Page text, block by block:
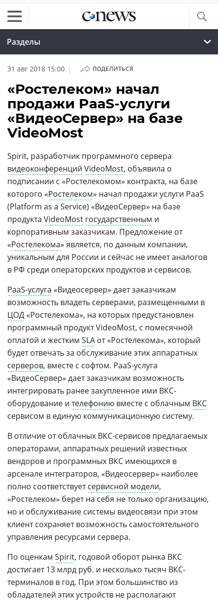
Разделы
31 авг 2018 15:00 | ПОДЕЛИТЬСЯ
«Ростелеком» начал
продажи PaaS-услуги
«ВидеоСервер» на базе
VideoMost
Spirit, разработчик программного сервера
видеоконференций VideoMost, объявила о
подписании с «Ростелекомом» контракта, на базе
которого «Ростелеком» начал продажи услуги PaaS
(Platform as a Service) «ВидеоСервер» на базе
продукта VideoMost государственным и
корпоративным заказчикам. Предложение от
«Ростелекома» является, по данным компании,
уникальным для России и сейчас не имеет аналогов
в РФ среди операторских продуктов и сервисов.
PaaS-услуга «Видеоcервер» дает заказчикам
возможность владеть серверами, размещенными в
ЦОД «Ростелекома», на которых предустановлен
программный продукт VideoMost, с помесячной
оплатой и жестким SLA от «Ростелекома», который
будет отвечать за обслуживание этих аппаратных
серверов, вместе с софтом. PaaS-услуга
«ВидеоСервер» дает заказчикам возможность
интегрировать ранее закупленное ими ВКС-
оборудование и телефонию вместе с облачным ВКС
сервисом в единую коммуникационную систему.
В отличие от облачных ВКС-сервисов предлагаемых
операторами, аппаратных решений известных
вендоров и программных ВКС имеющихся в
арсенале интеграторов, «Видеоcервер» наиболее
полно соответствуетсервисной модели,
«Ростелеком» берет на себя не только организацию,
но и обслуживание системы видеосвязи при этом
клиент сохраняет возможность самостоятельного
управления ресурсами сервера.
По оценкам Spirit, годовой оборот рынка ВКС
достигает 13 млрд руб. и несколько тысяч ВКС-
терминалов в год. При этом большинство из
обладателей этих устройств не располагают